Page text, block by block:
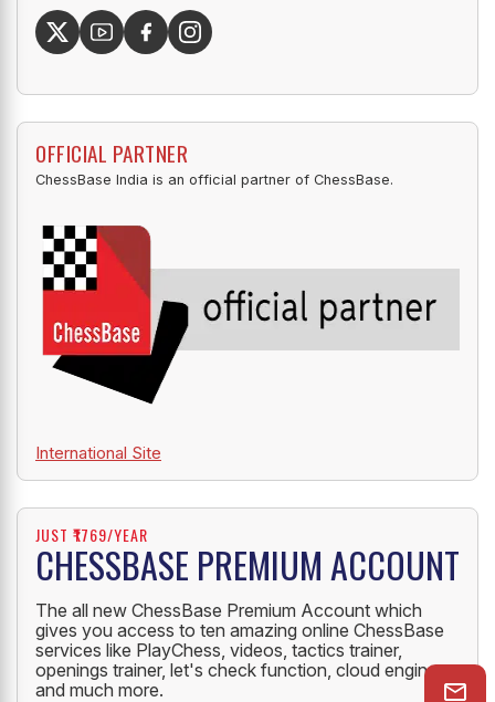
OFFICIAL PARTNER
ChessBase India is an official partner of ChessBase.
International Site
JUST ₹1769/YEAR
CHESSBASE PREMIUM ACCOUNT
The all new ChessBase Premium Account which
gives you access to ten amazing online ChessBase
services like PlayChess, videos, tactics trainer,
openings trainer, let's check function, cloud engine
and much more.